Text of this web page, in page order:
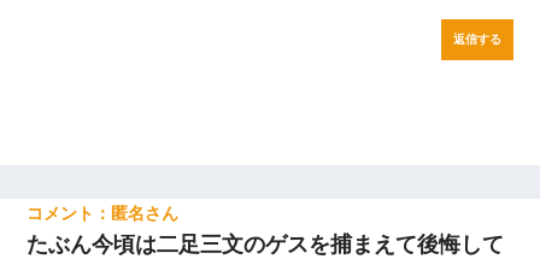
返信する
匿名
たぶん今頃は二足三文のゲスを捕まえて後悔して